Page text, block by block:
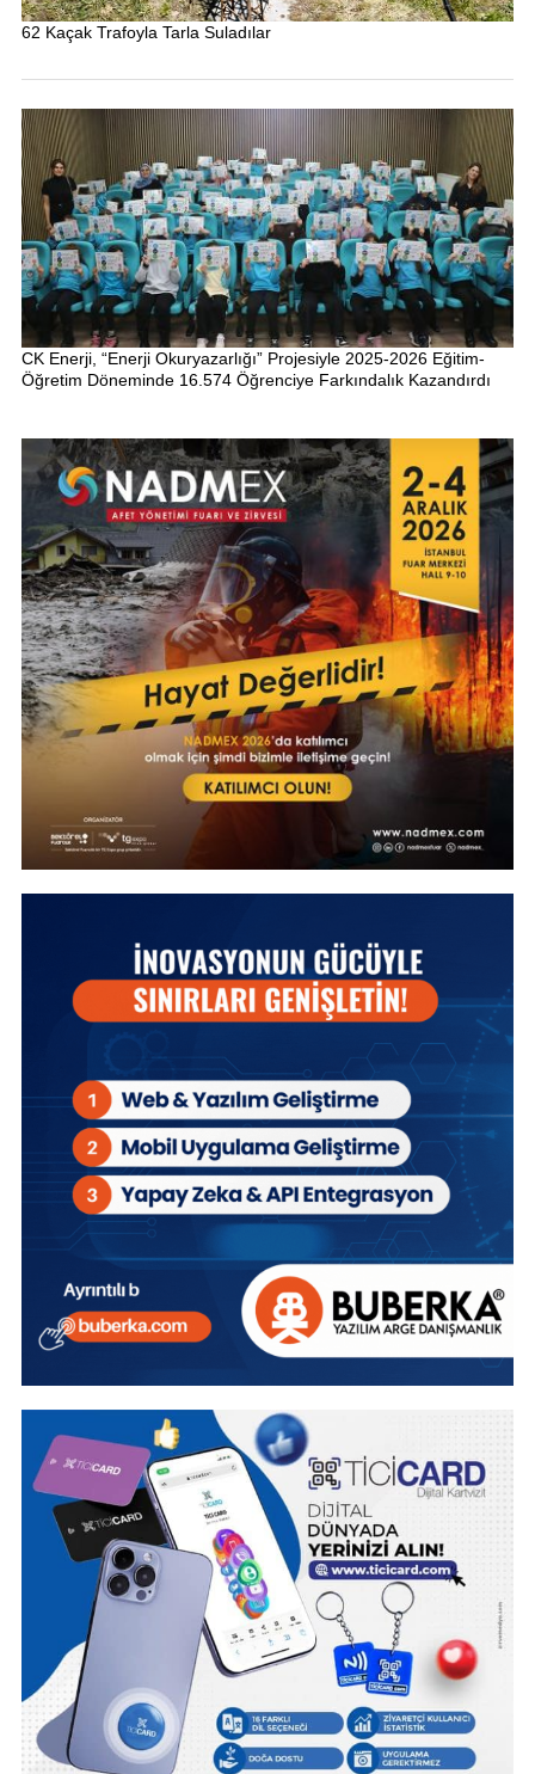
62 Kaçak Trafoyla Tarla Suladılar
CK Enerji, “Enerji Okuryazarlığı” Projesiyle 2025-2026 Eğitim-
Öğretim Döneminde 16.574 Öğrenciye Farkındalık Kazandırdı